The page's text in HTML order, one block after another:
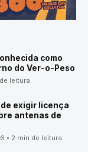
como
do Ver-o-Peso
leitura
de exigir licença
antenas de
• 2 min de leitura